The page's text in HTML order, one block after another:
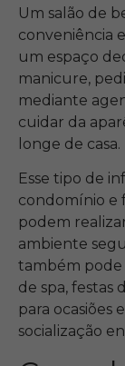
Um salão de
conveniência
um espaço
manicure,
mediante
cuidar da
longe de casa.
Esse tipo de
condomínio e
podem
ambiente
também pode
de spa, festas
para ocasiões
socialização